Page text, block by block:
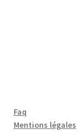
Faq
Mentions légales